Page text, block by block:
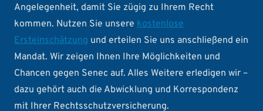
Angelegenheit, damit Sie zügig zu Ihrem Recht
kommen. Nutzen Sie unsere kostenlose
Ersteinschätzung und erteilen Sie uns anschließend ein
Mandat. Wir zeigen Ihnen Ihre Möglichkeiten und
Chancen gegen Senec auf. Alles Weitere erledigen wir –
dazu gehört auch die Abwicklung und Korrespondenz
mit Ihrer Rechtsschutzversicherung.